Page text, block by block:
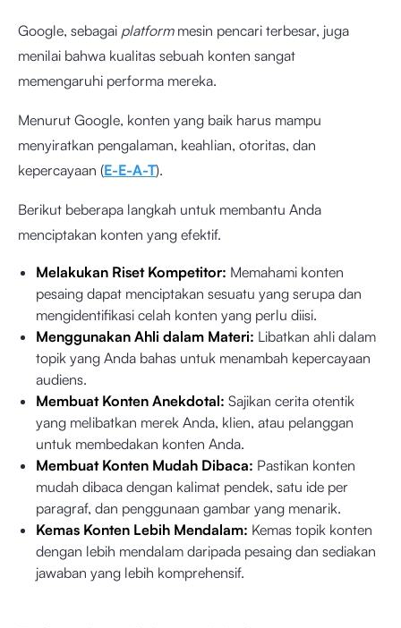
Google, sebagai platform mesin pencari terbesar, juga
menilai bahwa kualitas sebuah konten sangat
memengaruhi performa mereka.
Menurut Google, konten yang baik harus mampu
menyiratkan pengalaman, keahlian, otoritas, dan
kepercayaan (E-E-A-T).
Berikut beberapa langkah untuk membantu Anda
menciptakan konten yang efektif.
Melakukan Riset Kompetitor: Memahami konten
pesaing dapat menciptakan sesuatu yang serupa dan
mengidentifikasi celah konten yang perlu diisi.
Menggunakan Ahli dalam Materi: Libatkan ahli dalam
topik yang Anda bahas untuk menambah kepercayaan
audiens.
Membuat Konten Anekdotal: Sajikan cerita otentik
yang melibatkan merek Anda, klien, atau pelanggan
untuk membedakan konten Anda.
Membuat Konten Mudah Dibaca: Pastikan konten
mudah dibaca dengan kalimat pendek, satu ide per
paragraf, dan penggunaan gambar yang menarik.
Kemas Konten Lebih Mendalam: Kemas topik konten
dengan lebih mendalam daripada pesaing dan sediakan
jawaban yang lebih komprehensif.